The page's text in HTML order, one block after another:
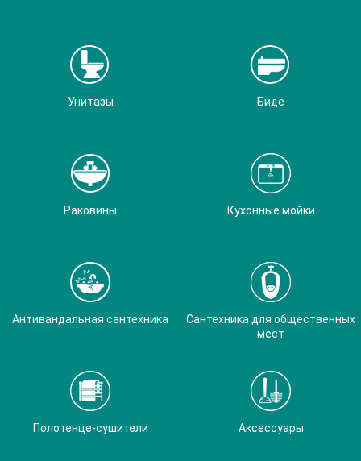
Унитазы Биде
Раковины Кухонные мойки
Антивандальная сантехника
Сантехника для общественных
мест
Полотенце-сушители Аксессуары